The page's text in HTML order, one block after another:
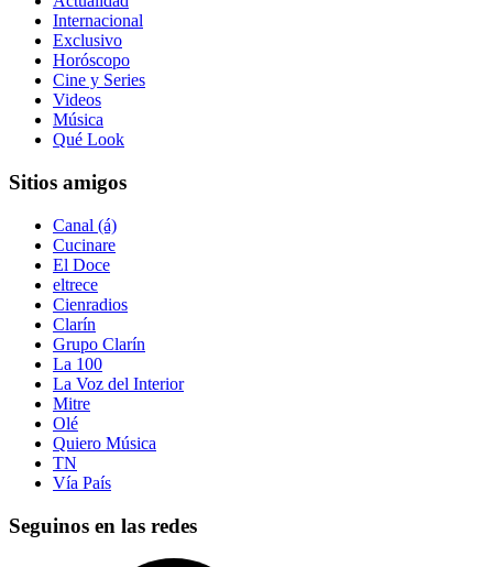
Internacional
Exclusivo
Horóscopo
Cine y Series
Videos
Música
Qué Look
Sitios amigos
Canal (á)
Cucinare
El Doce
eltrece
Cienradios
Clarín
Grupo Clarín
La 100
La Voz del Interior
Mitre
Olé
Quiero Música
TN
Vía País
Seguinos en las redes